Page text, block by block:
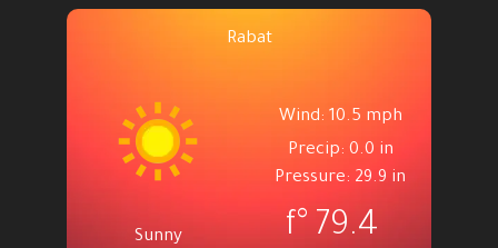
Rabat
Sunny
Wind: 10.5 mph
Precip: 0.0 in
Pressure: 29.9 in
79.4
°f